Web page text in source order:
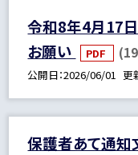
令和8年4月17
お願い
PDF
公開日 2026/06/01 更
保護者あて通知